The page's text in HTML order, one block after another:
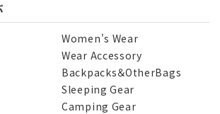
Women's Wear
Wear Accessory
Backpacks＆OtherBags
Sleeping Gear
Camping Gear